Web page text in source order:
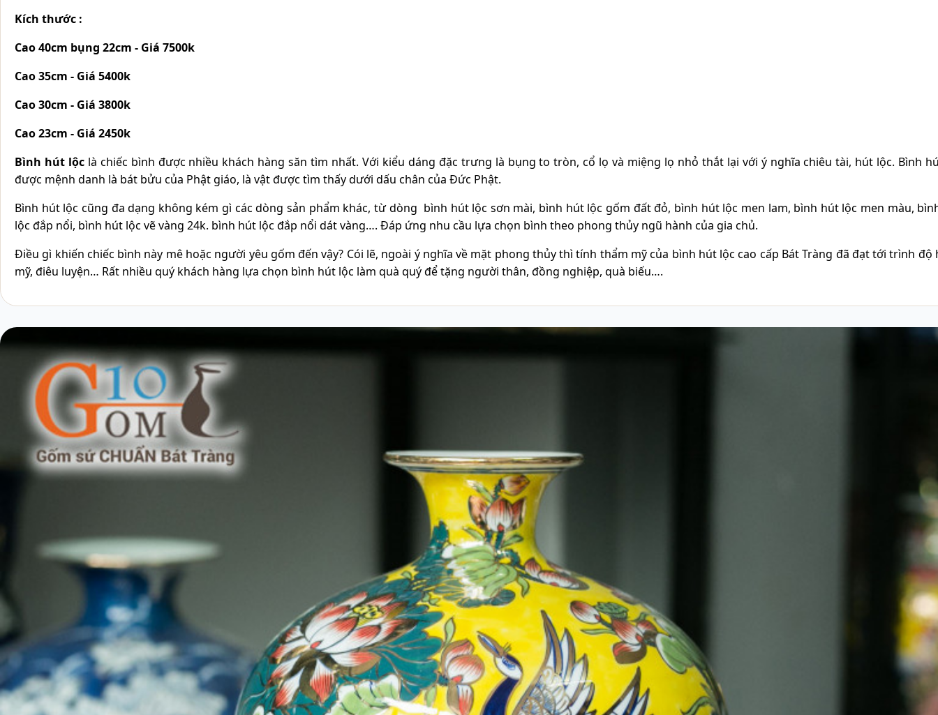
Kích thước :
Cao 40cm bụng 22cm - Giá 7500k
Cao 35cm - Giá 5400k
Cao 30cm - Giá 3800k
Cao 23cm - Giá 2450k
Bình hút lộclà chiếc bình được nhiều khách hàng săn tìm nhất. Với kiểu dáng đặc trưng là bụng to tròn, cổ lọ và miệng lọ nhỏ thắt lại với ý nghĩa chiêu tài, hút lộc. Bình
được mệnh danh là bát bửu của Phật giáo, là vật được tìm thấy dưới dấu chân của Đức Phật.
Bình hút lộc cũng đa dạng không kém gì các dòng sản phẩm khác, từ dòng bình hút lộc sơn mài, bình hút lộc gốm đất đỏ, bình hút lộc men lam, bình hút lộc men màu,
lộc đắp nổi, bình hút lộc vẽ vàng 24k. bình hút lộc đắp nổi dát vàng…. Đáp ứng nhu cầu lựa chọn bình theo phong thủy ngũ hành của gia chủ.
Điều gì khiến chiếc bình này mê hoặc người yêu gốm đến vậy? Cói lẽ, ngoài ý nghĩa về mặt phong thủy thì tính thẩm mỹ của bình hút lộc cao cấp Bát Tràng đã đạt tới trình độ
mỹ, điêu luyện… Rất nhiều quý khách hàng lựa chọn bình hút lộc làm quà quý để tặng người thân, đồng nghiệp, quà biếu….